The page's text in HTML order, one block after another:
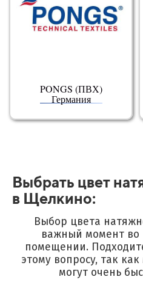
PONGS (ПВХ)
Германия
Выбрать цвет
в Щелкино:
Выбор цвета
важный момент во
помещении.
этому вопросу, так
могут очень